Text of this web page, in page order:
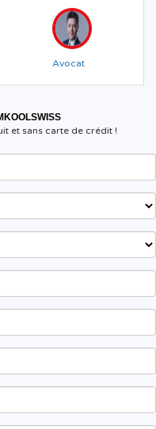
Avocat
et sans carte de crédit !